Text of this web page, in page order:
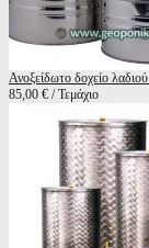
Ανοξείδωτο δοχείο
85,00 € / Τεμάχιο